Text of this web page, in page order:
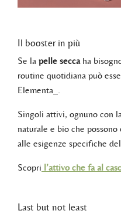
Il booster in più
Se la pelle secca ha
routine quotidiana può
Elementa_.
Singoli attivi, ognuno con
naturale e bio che
alle esigenze specifiche
Scopri l’attivo che fa al
Last but not least